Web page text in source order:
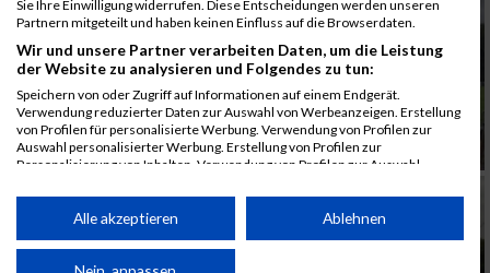
Sie Ihre Einwilligung widerrufen. Diese Entscheidungen werden unseren
Partnern mitgeteilt und haben keinen Einfluss auf die Browserdaten.
Wir und unsere Partner verarbeiten Daten, um die Leistung
der Website zu analysieren und Folgendes zu tun:
Speichern von oder Zugriff auf Informationen auf einem Endgerät.
Verwendung reduzierter Daten zur Auswahl von Werbeanzeigen. Erstellung
von Profilen für personalisierte Werbung. Verwendung von Profilen zur
Auswahl personalisierter Werbung. Erstellung von Profilen zur
Personalisierung von Inhalten. Verwendung von Profilen zur Auswahl
Performance von Inhalten. Analyse von Zielgruppen durch Statistiken oder
Kombinationen von Daten aus verschiedenen Quellen. Entwicklung und
von Inhalten.
Daten können außerhalb der Europäischen Union weitergegeben und in die
Alle akzeptieren Ablehnen